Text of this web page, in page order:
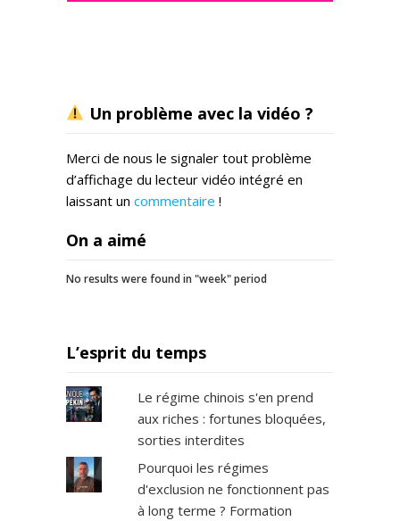
Un problème avec la vidéo ?
Merci de nous le signaler tout problème
d’affichage du lecteur vidéo intégré en
laissant un commentaire !
On a aimé
No results were found in "week" period
L’esprit du temps
Le régime chinois s'en prend
aux riches : fortunes bloquées,
sorties interdites
Pourquoi les régimes
d'exclusion ne fonctionnent pas
à long terme ? Formation